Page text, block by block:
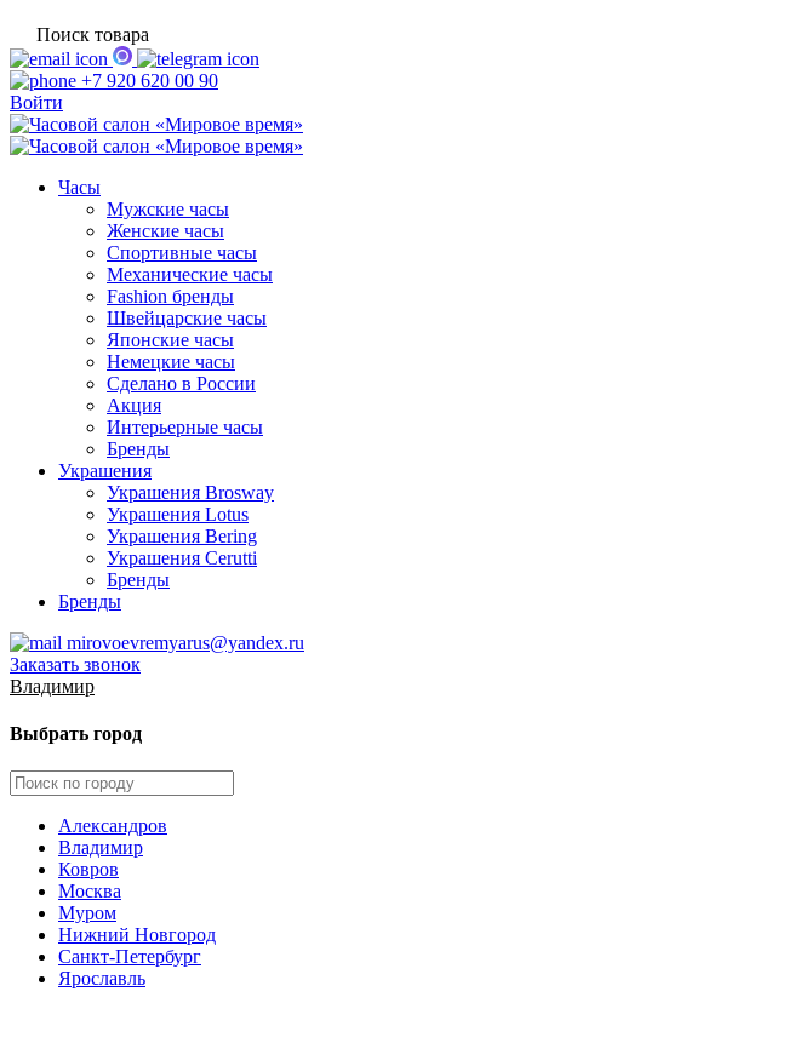
Поиск товара
+7 920 620 00 90
Войти
Часы
Мужские часы
Женские часы
Спортивные часы
Механические часы
Fashion бренды
Швейцарские часы
Японские часы
Немецкие часы
Сделано в России
Акция
Интерьерные часы
Бренды
Украшения
Украшения Brosway
Украшения Lotus
Украшения Bering
Украшения Cerutti
Бренды
Бренды
mirovoevremyarus@yandex.ru
Заказать звонок
Владимир
Выбрать город
Александров
Владимир
Ковров
Москва
Муром
Нижний Новгород
Санкт-Петербург
Ярославль